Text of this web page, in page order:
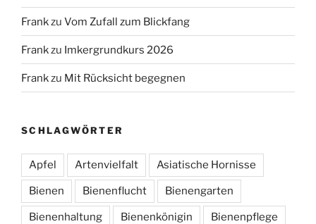
Frankzu Vom Zufall zum Blickfang
Frankzu Imkergrundkurs 2026
Frankzu Mit Rücksicht begegnen
SCHLAGWÖRTER
Apfel Artenvielfalt Asiatische Hornisse
Bienen Bienenflucht Bienengarten
Bienenhaltung Bienenkönigin Bienenpflege